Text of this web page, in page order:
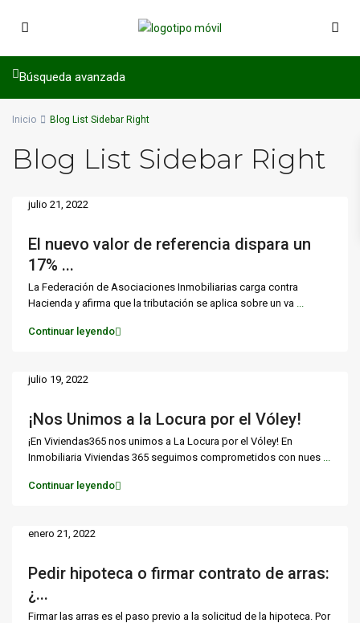
Búsqueda avanzada
Inicio Blog List Sidebar Right
Blog List Sidebar Right
El nuevo valor de referencia dispara un
17% ...
julio 21, 2022
La Federación de Asociaciones Inmobiliarias carga contra
Hacienda y afirma que la tributación se aplica sobre un va ...
Continuar leyendo
¡Nos Unimos a la Locura por el Vóley!
julio 19, 2022
¡En Viviendas365 nos unimos a La Locura por el Vóley! En
Inmobiliaria Viviendas 365 seguimos comprometidos con nues ...
Continuar leyendo
Pedir hipoteca o firmar contrato de arras:
¿...
enero 21, 2022
Firmar las arras es el paso previo a la solicitud de la hipoteca. Por